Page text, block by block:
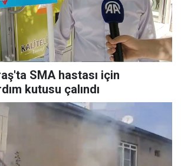
SMA hastası için
kutusu çalındı